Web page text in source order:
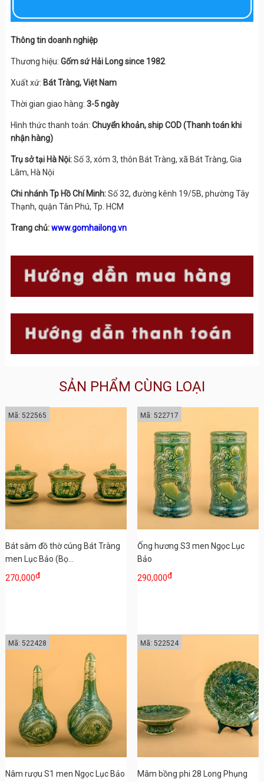
Thông tin doanh nghiệp
Thương hiệu: Gốm sứ Hải Long since 1982
Xuất xứ: Bát Tràng, Việt Nam
Thời gian giao hàng: 3-5 ngày
Hình thức thanh toán: Chuyển khoản, ship COD (Thanh toán khi
nhận hàng)
Trụ sở tại Hà Nội:Số 3, xóm 3, thôn Bát Tràng, xã Bát Tràng, Gia
Lâm, Hà Nội
Chi nhánh Tp Hồ Chí Minh:Số 32, đường kênh 19/5B, phường Tây
Thạnh, quận Tân Phú, Tp. HCM
Trang chủ: www.gomhailong.vn
SẢN PHẨM CÙNG LOẠI
Bát sâm đồ thờ cúng Bát Tràng
men Lục Bảo (Bọ...
270,000đ
Mã: 522565
Ống hương S3 men Ngọc Lục
Bảo
290,000đ
Mã: 522717
Nâm rượu S1 men Ngọc Lục Bảo
Mã: 522428
Mâm bồng phi 28 Long Phụng
Mã: 522524